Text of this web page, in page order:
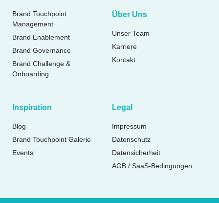
Brand Touchpoint
Management
Brand Enablement
Brand Governance
Brand Challenge &
Onboarding
Über Uns
Unser Team
Karriere
Kontakt
Inspiration
Blog
Brand Touchpoint Galerie
Events
Legal
Impressum
Datenschutz
Datensicherheit
AGB / SaaS-Bedingungen